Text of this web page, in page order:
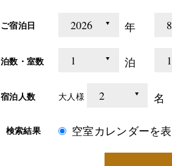
ご宿泊日 年
泊数・室数 泊
宿泊人数 大人様 名
検索結果 空室カレンダーを